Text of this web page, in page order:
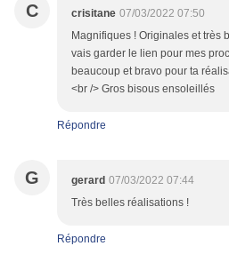
C crisitane 07/03/2022 07:50
Magnifiques ! Originales et très
vais garder le lien pour mes
beaucoup et bravo pour ta
<br /> Gros bisous ensoleillés
Répondre
G gerard 07/03/2022 07:44
Très belles réalisations !
Répondre